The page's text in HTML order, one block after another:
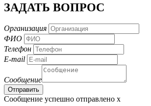
ЗАДАТЬ ВОПРОС
Организация
ФИО
Телефон
E-mail
Сообщение
Сообщение успешно отправлено x